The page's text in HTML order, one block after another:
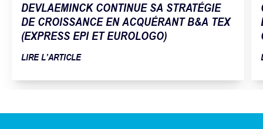
DEVLAEMINCK CONTINUE SA STRATÉGIE
DE CROISSANCE EN ACQUÉRANT B&A TEX
(EXPRESS EPI ET EUROLOGO)
LIRE L’ARTICLE